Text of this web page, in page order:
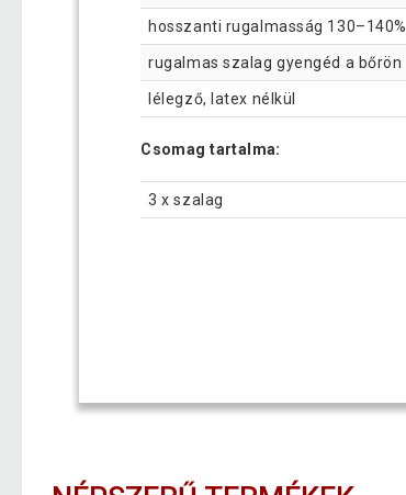
hosszanti rugalmasság 130–140%
rugalmas szalag gyengéd a bőrön
lélegző, latex nélkül
Csomag tartalma:
3 x szalag